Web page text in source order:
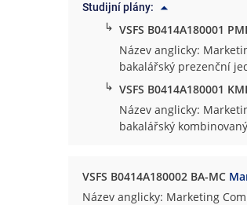
Studijní plány:
↳ VSFS B0414A180001
Název anglicky:
bakalářský prezenční
↳ VSFS B0414A180001
Název anglicky:
bakalářský
VSFS B0414A180002 BA-MC
Název anglicky: Marketing